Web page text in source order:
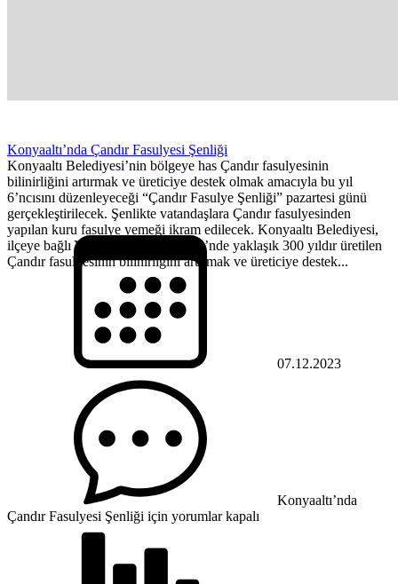
Konyaaltı’nda Çandır Fasulyesi Şenliği
Konyaaltı Belediyesi’nin bölgeye has Çandır fasulyesinin
bilinirliğini artırmak ve üreticiye destek olmak amacıyla bu yıl
6’ncısını düzenleyeceği “Çandır Fasulye Şenliği” pazartesi günü
gerçekleştirilecek. Şenlikte vatandaşlara Çandır fasulyesinden
yapılan kuru fasulye yemeği ikram edilecek. Konyaaltı Belediyesi,
ilçeye bağlı Yarbaşçandır Mahallesi’nde yaklaşık 300 yıldır üretilen
Çandır fasulyesinin bilinirliğini artırmak ve üreticiye destek...
07.12.2023
Konyaaltı’nda
Çandır Fasulyesi Şenliği için yorumlar kapalı